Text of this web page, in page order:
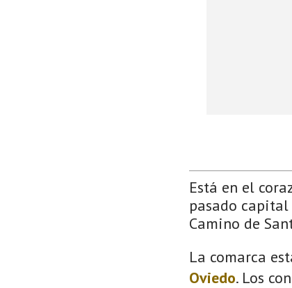
Está en el
pasado
Camino de
La comarca
Oviedo. Los